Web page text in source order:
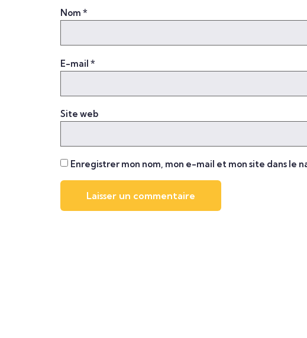
Nom *
E-mail *
Site web
Enregistrer mon nom, mon e-mail et mon site dans le